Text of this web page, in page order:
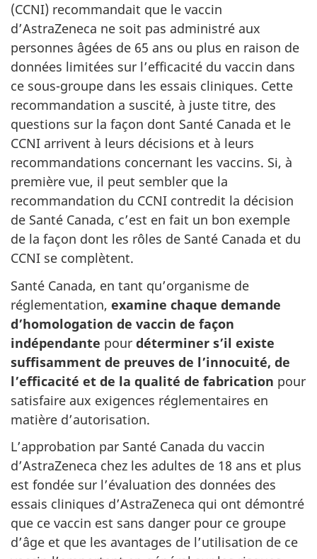
(CCNI) recommandait que le vaccin
d’AstraZeneca ne soit pas administré aux
personnes âgées de 65 ans ou plus en raison de
données limitées sur l’efficacité du vaccin dans
ce sous-groupe dans les essais cliniques. Cette
recommandation a suscité, à juste titre, des
questions sur la façon dont Santé Canada et le
CCNI arrivent à leurs décisions et à leurs
recommandations concernant les vaccins. Si, à
première vue, il peut sembler que la
recommandation du CCNI contredit la décision
de Santé Canada, c’est en fait un bon exemple
de la façon dont les rôles de Santé Canada et du
CCNI se complètent.
Santé Canada, en tant qu’organisme de
réglementation, examine chaque demande
d’homologation de vaccin de façon
indépendante pour déterminer s’il existe
suffisamment de preuves de l’innocuité, de
l’efficacité et de la qualité de fabrication pour
satisfaire aux exigences réglementaires en
matière d’autorisation.
L’approbation par Santé Canada du vaccin
d’AstraZeneca chez les adultes de 18 ans et plus
est fondée sur l’évaluation des données des
essais cliniques d’AstraZeneca qui ont démontré
que ce vaccin est sans danger pour ce groupe
d’âge et que les avantages de l’utilisation de ce